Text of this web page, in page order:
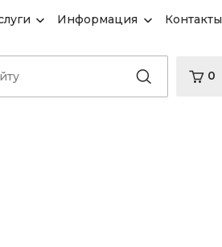
Информация Контакты
0